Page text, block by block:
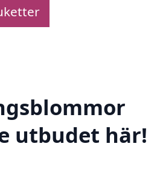
utbudet här!